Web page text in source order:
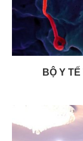
BỘ Y